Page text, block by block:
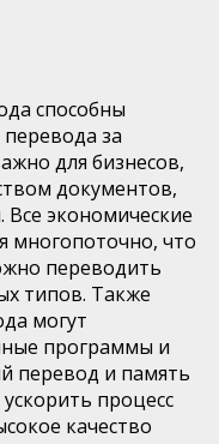
способны
за
для бизнесов,
документов,
экономические
многопоточно, что
переводить
типов. Также
могут
программы и
перевод и память
процесс
качество